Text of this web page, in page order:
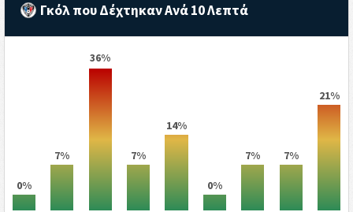
Γκόλ που Δέχτηκαν Ανά 10 Λεπτά
0%
7%
36%
7%
14%
0%
7% 7%
21%